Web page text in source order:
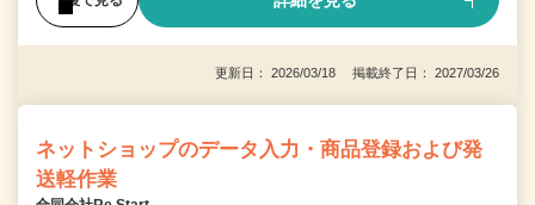
更新日： 2026/03/18 掲載終了日： 2027/03/26
ネットショップのデータ入力・商品登録および発
送軽作業